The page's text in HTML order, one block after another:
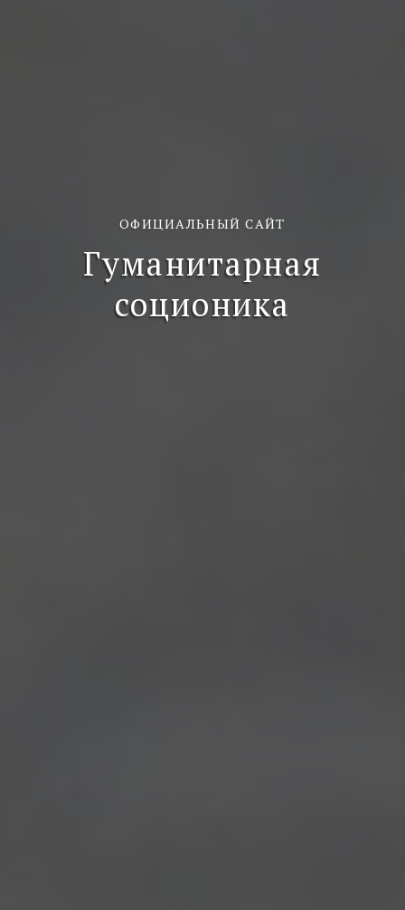
ОФИЦИАЛЬНЫЙ САЙТ
Гуманитарная
соционика